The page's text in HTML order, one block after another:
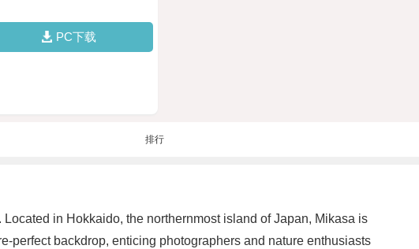
PC下载
排行
in Hokkaido, the northernmost island of Japan, Mikasa is
perfect backdrop, enticing photographers and nature enthusiasts